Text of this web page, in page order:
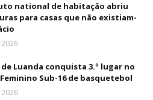
national de habitação abriu
para casas que não existiam-
Luanda conquista 3.º lugar no
Sub-16 de basquetebol